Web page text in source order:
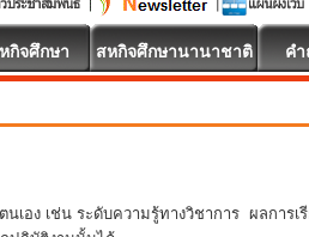
กิจศึกษา สหกิจศึกษานานาชาติ ค
อง เช่น ระดับความรู้ทางวิชาการ ผลการ